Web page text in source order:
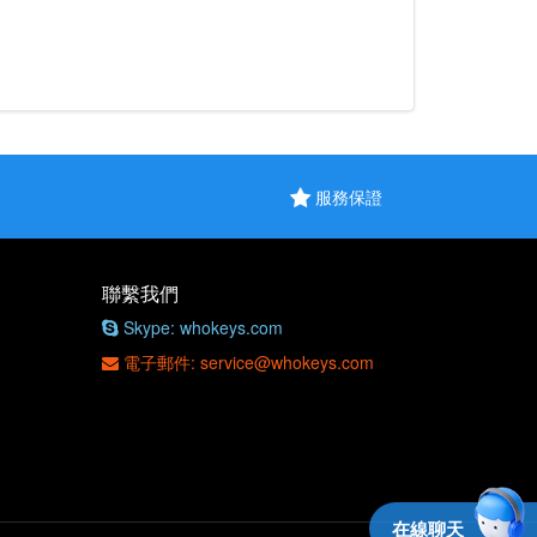
服務保證
聯繫我們
Skype: whokeys.com
電子郵件: service@whokeys.com
在線聊天